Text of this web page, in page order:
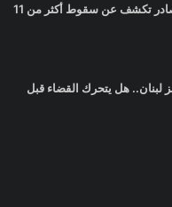
مجزرة في الجنوب: مصادر تكشف عن سقوط أكثر من 11
لبنان.. هل يتحرك القضاء قبل